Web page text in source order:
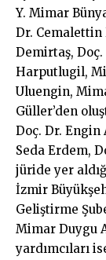
Y. Mimar
Dr. Cemalettin
Demirtaş,
Harputlugil,
Uluengin,
Güller’den
Doç. Dr. Engin
Seda Erdem,
jüride yer
İzmir
Geliştirme
Mimar Duygu
yardımcıları